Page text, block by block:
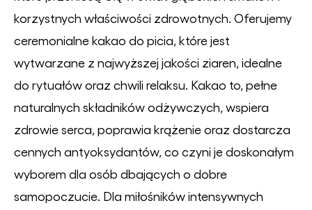
korzystnych właściwości zdrowotnych. Oferujemy
ceremonialne kakao do picia, które jest
wytwarzane z najwyższej jakości ziaren, idealne
do rytuałów oraz chwili relaksu. Kakao to, pełne
naturalnych składników odżywczych, wspiera
zdrowie serca, poprawia krążenie oraz dostarcza
cennych antyoksydantów, co czyni je doskonałym
wyborem dla osób dbających o dobre
samopoczucie. Dla miłośników intensywnych